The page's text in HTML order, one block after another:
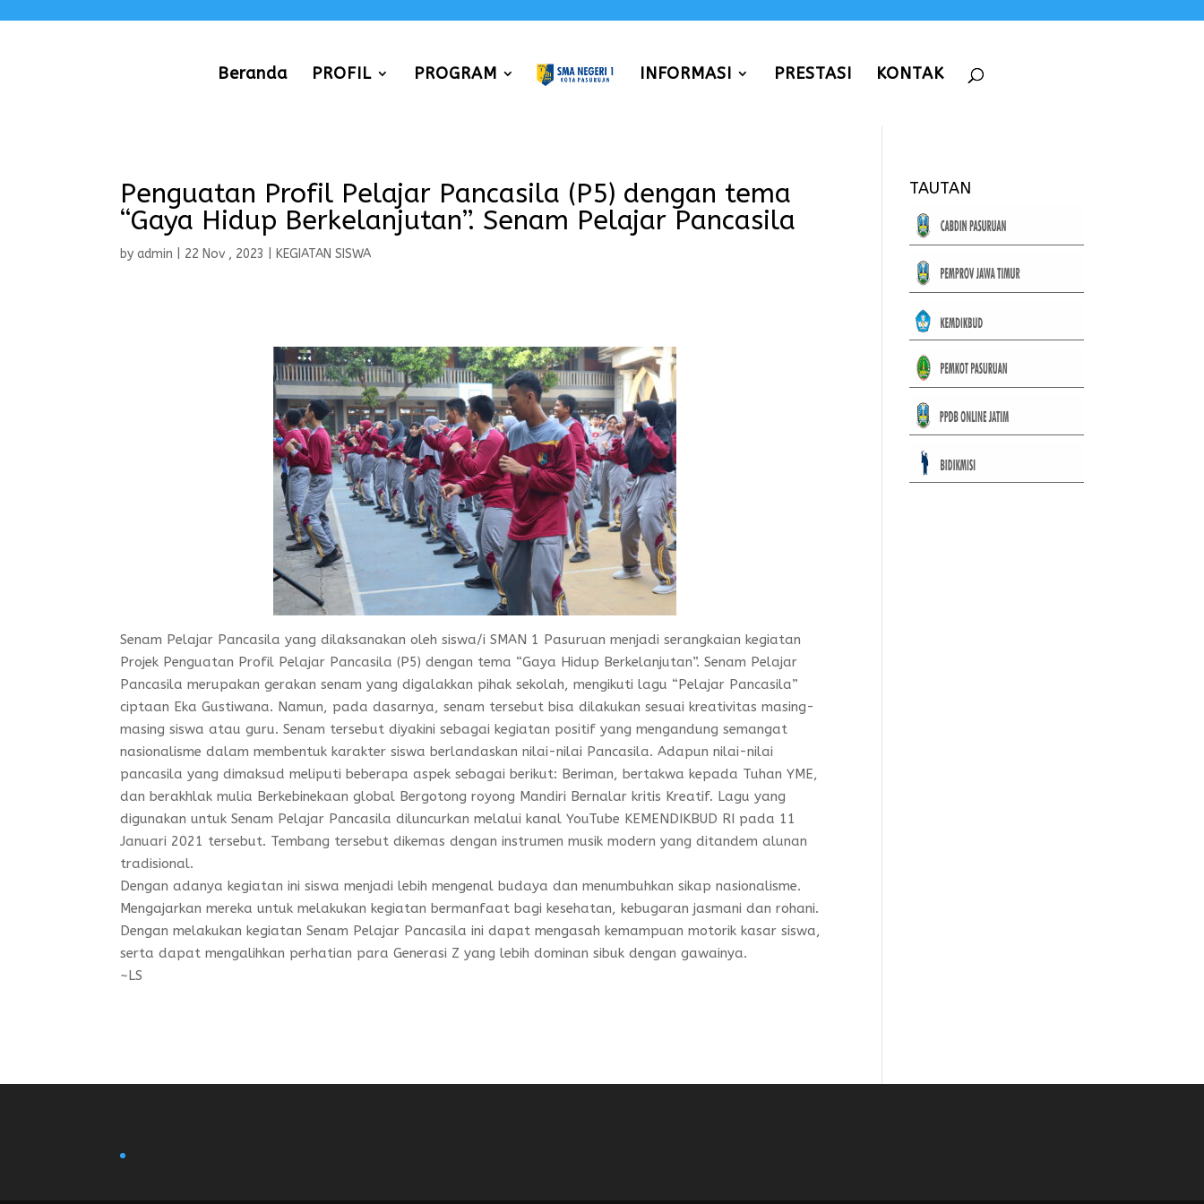
Beranda PROFIL PROGRAM INFORMASI PRESTASI KONTAK
Penguatan Profil Pelajar Pancasila (P5) dengan tema
“Gaya Hidup Berkelanjutan”. Senam Pelajar Pancasila
byadmin 22 Nov , 2023 KEGIATAN SISWA
Senam Pelajar Pancasila yang dilaksanakan oleh siswa/i SMAN 1 Pasuruan menjadi serangkaian kegiatan
Projek Penguatan Profil Pelajar Pancasila (P5) dengan tema “Gaya Hidup Berkelanjutan”. Senam Pelajar
Pancasila merupakan gerakan senam yang digalakkan pihak sekolah, mengikuti lagu “Pelajar Pancasila”
ciptaan Eka Gustiwana. Namun, pada dasarnya, senam tersebut bisa dilakukan sesuai kreativitas masing-
masing siswa atau guru. Senam tersebut diyakini sebagai kegiatan positif yang mengandung semangat
nasionalisme dalam membentuk karakter siswa berlandaskan nilai-nilai Pancasila. Adapun nilai-nilai
pancasila yang dimaksud meliputi beberapa aspek sebagai berikut: Beriman, bertakwa kepada Tuhan YME,
dan berakhlak mulia Berkebinekaan global Bergotong royong Mandiri Bernalar kritis Kreatif. Lagu yang
digunakan untuk Senam Pelajar Pancasila diluncurkan melalui kanal YouTube KEMENDIKBUD RI pada 11
Januari 2021 tersebut. Tembang tersebut dikemas dengan instrumen musik modern yang ditandem alunan
tradisional.
Dengan adanya kegiatan ini siswa menjadi lebih mengenal budaya dan menumbuhkan sikap nasionalisme.
Mengajarkan mereka untuk melakukan kegiatan bermanfaat bagi kesehatan, kebugaran jasmani dan rohani.
Dengan melakukan kegiatan Senam Pelajar Pancasila ini dapat mengasah kemampuan motorik kasar siswa,
serta dapat mengalihkan perhatian para Generasi Z yang lebih dominan sibuk dengan gawainya.
~LS
TAUTAN